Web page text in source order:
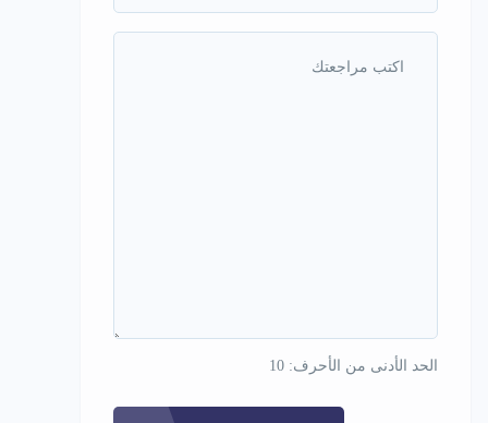
الحد الأدنى من الأحرف: 10